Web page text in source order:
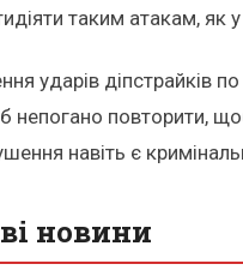
таким атакам, як
ударів діпстрайків
непогано повторити,
навіть є
новини